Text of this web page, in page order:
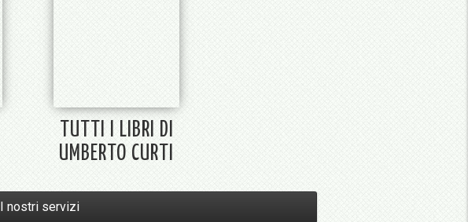
TUTTI I LIBRI DI
UMBERTO CURTI
I nostri servizi